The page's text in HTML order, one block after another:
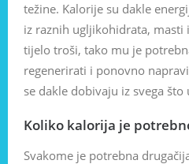
težine. Kalorije su dakle
iz raznih ugljikohidrata, masti
tijelo troši, tako mu je
regenerirati i ponovno
se dakle dobivaju iz svega
Koliko kalorija je
Svakome je potrebna